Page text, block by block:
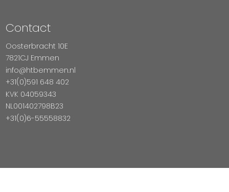
Contact
Oosterbracht 10E
7821CJ Emmen
info@htbemmen.nl
+31(0)591 648 402
KVK 04059343
NL001402798B23
+31(0)6-55558832